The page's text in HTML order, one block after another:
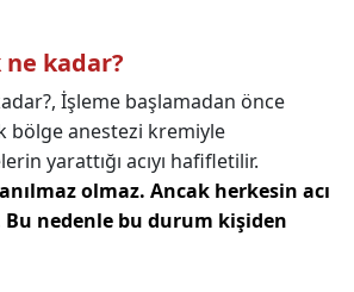
ne kadar?
İşleme başlamadan önce
bölge anestezi kremiyle
yarattığı acıyı hafifletilir.
olmaz. Ancak herkesin acı
Bu nedenle bu durum kişiden